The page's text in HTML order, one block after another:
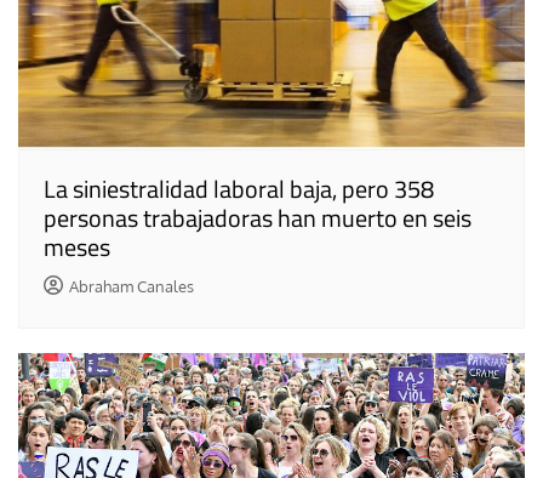
La siniestralidad laboral baja, pero 358
personas trabajadoras han muerto en seis
meses
Abraham Canales